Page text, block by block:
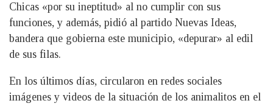
Chicas «por su ineptitud» al no cumplir con sus
funciones, y además, pidió al partido Nuevas Ideas,
bandera que gobierna este municipio, «depurar» al edil
de sus filas.
En los últimos días, circularon en redes sociales
imágenes y videos de la situación de los animalitos en el